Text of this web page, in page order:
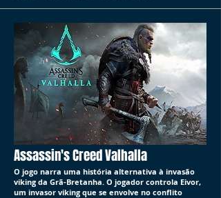
Assassin's Creed Valhalla
O jogo narra uma história alternativa à invasão
viking da Grã-Bretanha. O jogador controla Eivor,
um invasor viking que se envolve no conflito